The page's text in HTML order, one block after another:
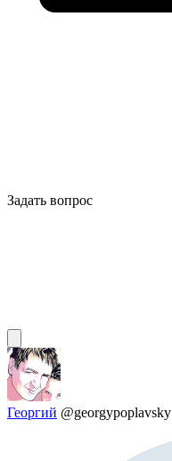
Задать вопрос
Георгий @georgypoplavsky